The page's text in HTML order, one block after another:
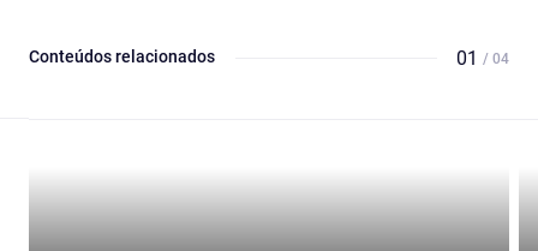
Conteúdos relacionados 01 / 04